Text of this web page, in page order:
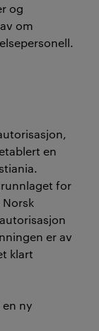
og
om
en
for
er av
klart
ny